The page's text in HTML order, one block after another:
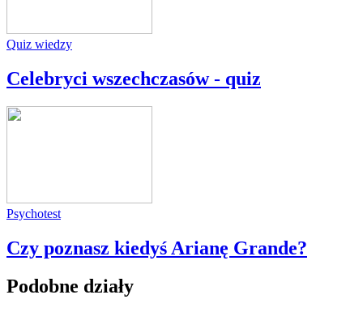
Quiz wiedzy
Celebryci wszechczasów - quiz
Psychotest
Czy poznasz kiedyś Arianę Grande?
Podobne działy